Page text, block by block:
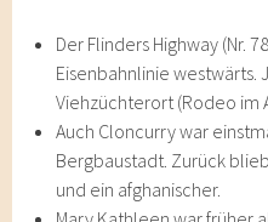
Der Flinders Highway (Nr.
Eisenbahnlinie westwärts.
Viehzüchterort (Rodeo im
Auch Cloncurry war
Bergbaustadt. Zurück
und ein afghanischer.